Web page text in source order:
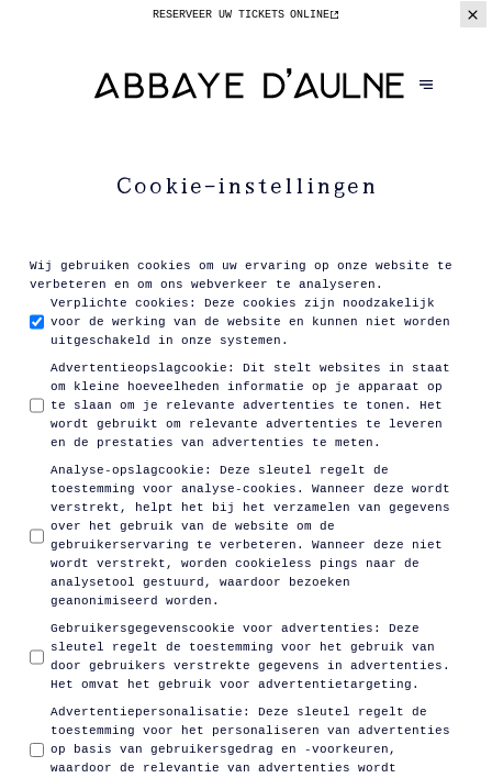
RESERVEER UW TICKETS ONLINE
Cookie-instellingen
Wij gebruiken cookies om uw ervaring op onze website te
verbeteren en om ons webverkeer te analyseren.
Verplichte cookies :
Deze cookies zijn noodzakelijk
voor de werking van de website en kunnen niet worden
uitgeschakeld in onze systemen.
Advertentieopslagcookie :
Dit stelt websites in staat
om kleine hoeveelheden informatie op je apparaat op
te slaan om je relevante advertenties te tonen. Het
wordt gebruikt om relevante advertenties te leveren
en de prestaties van advertenties te meten.
Analyse-opslagcookie :
Deze sleutel regelt de
toestemming voor analyse-cookies. Wanneer deze wordt
verstrekt, helpt het bij het verzamelen van gegevens
over het gebruik van de website om de
gebruikerservaring te verbeteren. Wanneer deze niet
wordt verstrekt, worden cookieless pings naar de
analysetool gestuurd, waardoor bezoeken
geanonimiseerd worden.
Gebruikersgegevenscookie voor advertenties :
Deze
sleutel regelt de toestemming voor het gebruik van
door gebruikers verstrekte gegevens in advertenties.
Het omvat het gebruik voor advertentietargeting.
Advertentiepersonalisatie :
Deze sleutel regelt de
toestemming voor het personaliseren van advertenties
op basis van gebruikersgedrag en -voorkeuren,
waardoor de relevantie van advertenties wordt